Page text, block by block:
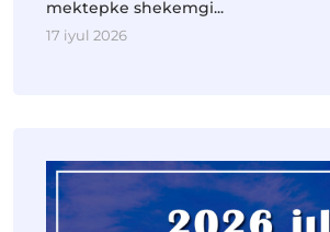
mektepke shekemgi...
17 iyul 2026